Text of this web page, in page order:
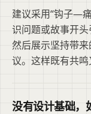
建议采用“钩子—
识问题或故事开头
然后展示坚持带
议。这样既有共鸣
没有设计基础，